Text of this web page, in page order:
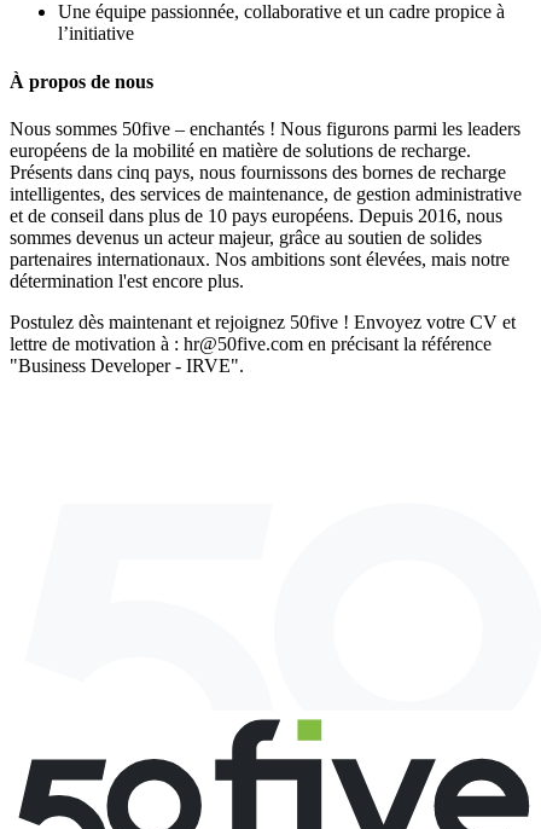
Une équipe passionnée, collaborative et un cadre propice à
l’initiative
À propos de nous
Nous sommes 50five – enchantés ! Nous figurons parmi les leaders
européens de la mobilité en matière de solutions de recharge.
Présents dans cinq pays, nous fournissons des bornes de recharge
intelligentes, des services de maintenance, de gestion administrative
et de conseil dans plus de 10 pays européens. Depuis 2016, nous
sommes devenus un acteur majeur, grâce au soutien de solides
partenaires internationaux. Nos ambitions sont élevées, mais notre
détermination l'est encore plus.
Postulez dès maintenant et rejoignez 50five ! Envoyez votre CV et
lettre de motivation à : hr@50five.com en précisant la référence
"Business Developer - IRVE".